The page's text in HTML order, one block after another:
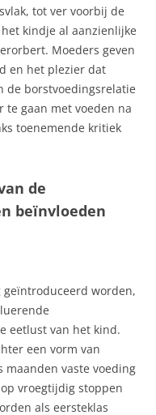
tot ver voorbij de
kindje al aanzienlijke
Moeders geven
en het plezier dat
de borstvoedingsrelatie
gaan met voeden na
toenemende kritiek
de
beïnvloeden
geïntroduceerd worden,
eetlust van het kind.
een vorm van
maanden vaste voeding
vroegtijdig stoppen
als eersteklas